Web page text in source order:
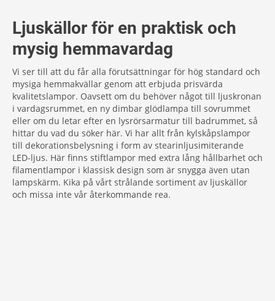
Ljuskällor för en praktisk och
mysig hemmavardag
Vi ser till att du får alla förutsättningar för hög standard och
mysiga hemmakvällar genom att erbjuda prisvärda
kvalitetslampor. Oavsett om du behöver något till ljuskronan
i vardagsrummet, en ny dimbar glödlampa till sovrummet
eller om du letar efter en lysrörsarmatur till badrummet, så
hittar du vad du söker här. Vi har allt från kylskåpslampor
till dekorationsbelysning i form av stearinljusimiterande
LED-ljus. Här finns stiftlampor med extra lång hållbarhet och
filamentlampor i klassisk design som är snygga även utan
lampskärm. Kika på vårt strålande sortiment av ljuskällor
och missa inte vår återkommande rea.